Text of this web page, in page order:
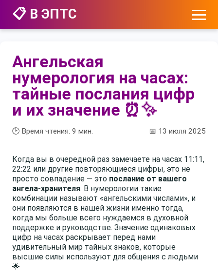
📋 В ЭПТС
Ангельская
нумерология на часах:
тайные послания цифр
и их значение ⏰✨
🕑 Время чтения: 9 мин. 📅 13 июля 2025
Когда вы в очередной раз замечаете на часах 11:11,
22:22 или другие повторяющиеся цифры, это не
просто совпадение — это послание от вашего
ангела-хранителя. В нумерологии такие
комбинации называют «ангельскими числами», и
они появляются в нашей жизни именно тогда,
когда мы больше всего нуждаемся в духовной
поддержке и руководстве. Значение одинаковых
цифр на часах раскрывает перед нами
удивительный мир тайных знаков, которые
высшие силы используют для общения с людьми
🌟